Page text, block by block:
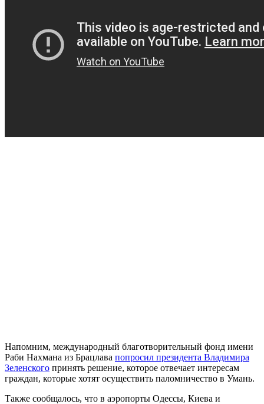
Напомним, международный благотворительный фонд имени
Раби Нахмана из Брацлава попросил президента Владимира
Зеленского принять решение, которое отвечает интересам
граждан, которые хотят осуществить паломничество в Умань.
Также сообщалось, что в аэропорты Одессы, Киева и